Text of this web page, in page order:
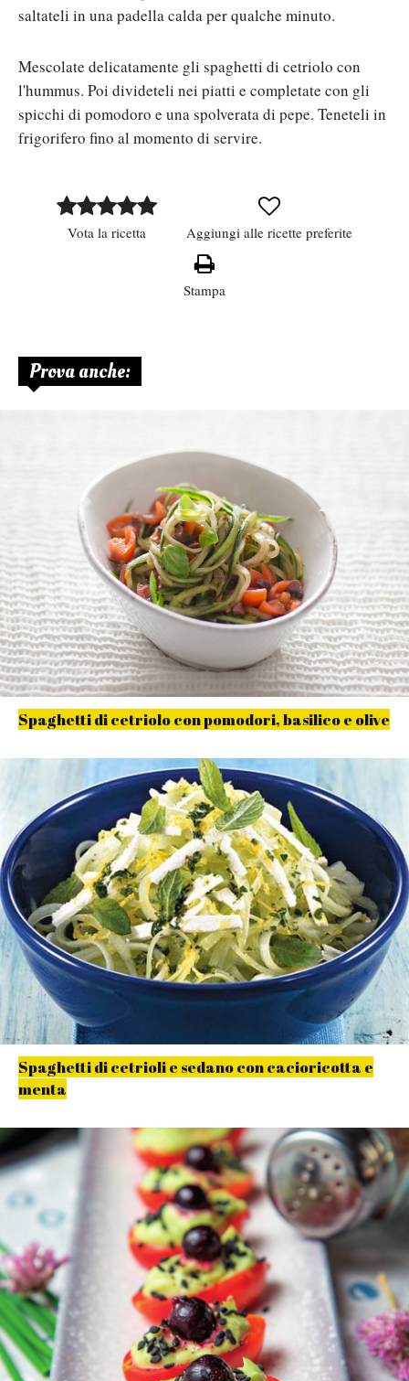
saltateli in una padella calda per qualche minuto.
Mescolate delicatamente gli spaghetti di cetriolo con
l'hummus. Poi divideteli nei piatti e completate con gli
spicchi di pomodoro e una spolverata di pepe. Teneteli in
frigorifero fino al momento di servire.
Vota la ricetta Aggiungi alle ricette preferite
Stampa
Prova anche:
Spaghetti di cetriolo con pomodori, basilico e olive
Spaghetti di cetrioli e sedano con cacioricotta e
menta